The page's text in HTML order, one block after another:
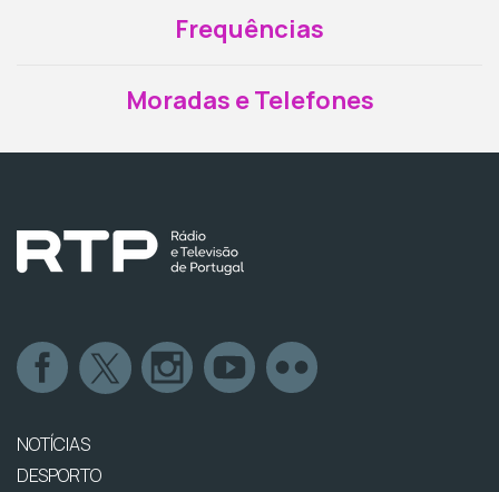
Frequências
Moradas e Telefones
NOTÍCIAS
DESPORTO